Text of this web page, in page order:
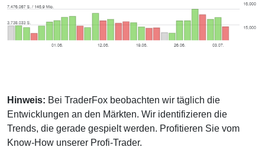
Hinweis: Bei TraderFox beobachten wir täglich die
Entwicklungen an den Märkten. Wir identifizieren die
Trends, die gerade gespielt werden. Profitieren Sie vom
Know-How unserer Profi-Trader.